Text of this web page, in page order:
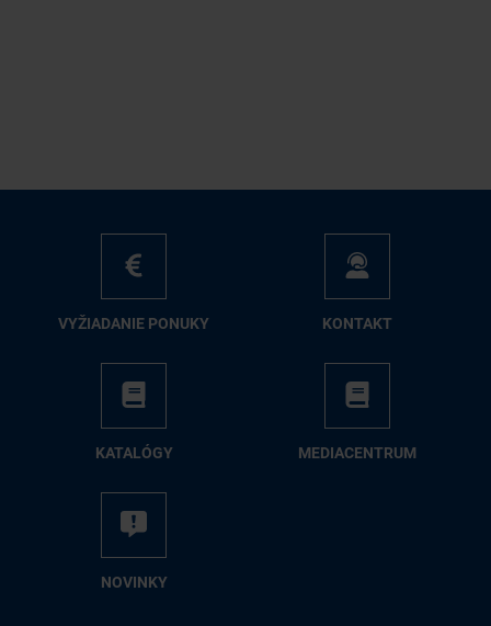
VY­ŽIA­DA­NIE PO­NU­KY KON­TAKT
KA­TA­LÓ­GY ME­DIA­CEN­TRUM
NO­VIN­KY